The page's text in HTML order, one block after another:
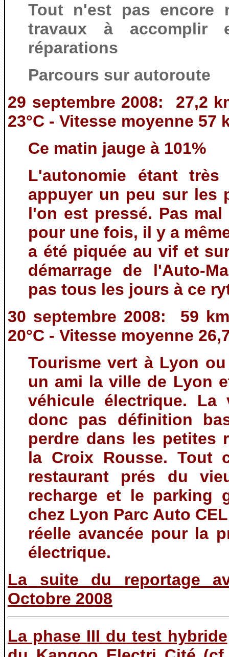
Tout n'est pas encore
travaux à accomplir
réparations
Parcours sur autoroute
29 septembre 2008: 27,2
23°C - Vitesse moyenne 57
Ce matin jauge à 101%
L'autonomie étant
appuyer un peu sur les
l'on est pressé. Pas
pour une fois, il y a
a été piquée au vif et
démarrage de l'Auto-
pas tous les jours à ce
30 septembre 2008: 59
20°C - Vitesse moyenne
Tourisme vert à Lyon
un ami la ville de Lyon
véhicule électrique. La
donc pas définition
perdre dans les petites
la Croix Rousse. Tout
restaurant prés du
recharge et le parking
chez Lyon Parc Auto
réelle avancée pour la
électrique.
La suite du reportage
Octobre 2008
La phase III du test hybride